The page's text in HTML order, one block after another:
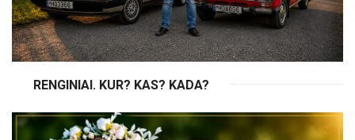
RENGINIAI. KUR? KAS? KADA?